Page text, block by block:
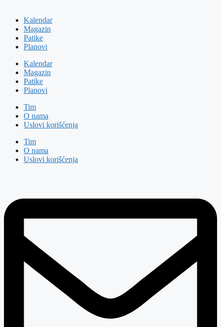
Kalendar
Magazin
Patike
Planovi
Kalendar
Magazin
Patike
Planovi
Tim
O nama
Uslovi korišćenja
Tim
O nama
Uslovi korišćenja